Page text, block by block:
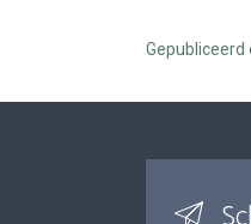
Gepubliceerd